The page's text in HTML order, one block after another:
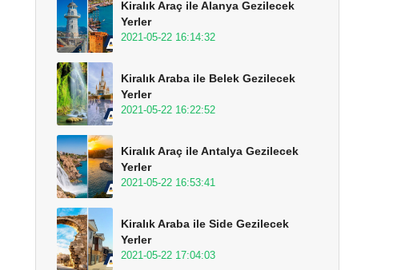
Kiralık Araç ile Alanya Gezilecek
Yerler
2021-05-22 16:14:32
Kiralık Araba ile Belek Gezilecek
Yerler
2021-05-22 16:22:52
Kiralık Araç ile Antalya Gezilecek
Yerler
2021-05-22 16:53:41
Kiralık Araba ile Side Gezilecek
Yerler
2021-05-22 17:04:03